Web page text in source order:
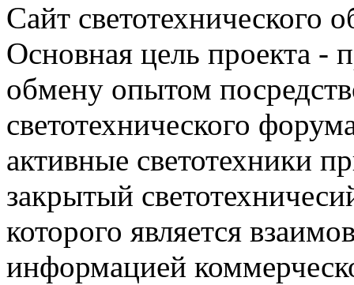
Сайт светотехнического
Основная цель проекта -
обмену опытом
светотехнического
активные светотехники
закрытый
которого является
информацией